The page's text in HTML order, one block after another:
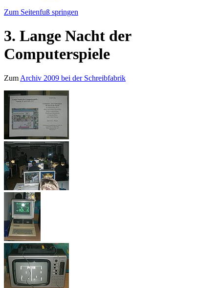
Zum Seitenfuß springen
3. Lange Nacht der
Computerspiele
Zum Archiv 2009 bei der Schreibfabrik